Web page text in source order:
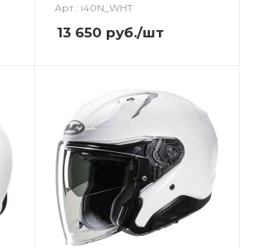
Арт.: i40N_WHT
13 650 руб./шт